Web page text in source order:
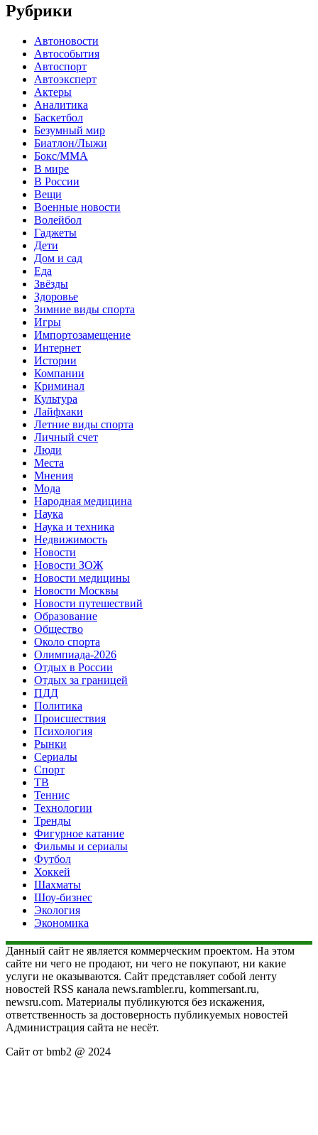
Рубрики
Автоновости
Автособытия
Автоспорт
Автоэксперт
Актеры
Аналитика
Баскетбол
Безумный мир
Биатлон/Лыжи
Бокс/MMA
В мире
В России
Вещи
Военные новости
Волейбол
Гаджеты
Дети
Дом и сад
Еда
Звёзды
Здоровье
Зимние виды спорта
Игры
Импортозамещение
Интернет
Истории
Компании
Криминал
Культура
Лайфхаки
Летние виды спорта
Личный счет
Люди
Места
Мнения
Мода
Народная медицина
Наука
Наука и техника
Недвижимость
Новости
Новости ЗОЖ
Новости медицины
Новости Москвы
Новости путешествий
Образование
Общество
Около спорта
Олимпиада-2026
Отдых в России
Отдых за границей
ПДД
Политика
Происшествия
Психология
Рынки
Сериалы
Спорт
ТВ
Теннис
Технологии
Тренды
Фигурное катание
Фильмы и сериалы
Футбол
Хоккей
Шахматы
Шоу-бизнес
Экология
Экономика
Данный сайт не является коммерческим проектом. На этом
сайте ни чего не продают, ни чего не покупают, ни какие
услуги не оказываются. Сайт представляет собой ленту
новостей RSS канала news.rambler.ru, kommersant.ru,
newsru.com. Материалы публикуются без искажения,
ответственность за достоверность публикуемых новостей
Администрация сайта не несёт.
Сайт от bmb2 @ 2024